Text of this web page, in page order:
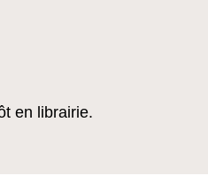
en librairie.